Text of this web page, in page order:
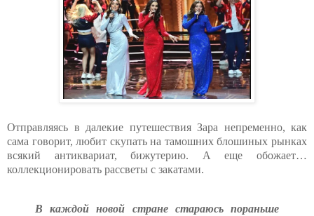
Отправляясь в далекие путешествия Зара непременно, как
сама говорит, любит скупать на тамошних блошиных рынках
всякий антиквариат, бижутерию. А еще обожает…
коллекционировать рассветы с закатами.
В каждой новой стране стараюсь пораньше